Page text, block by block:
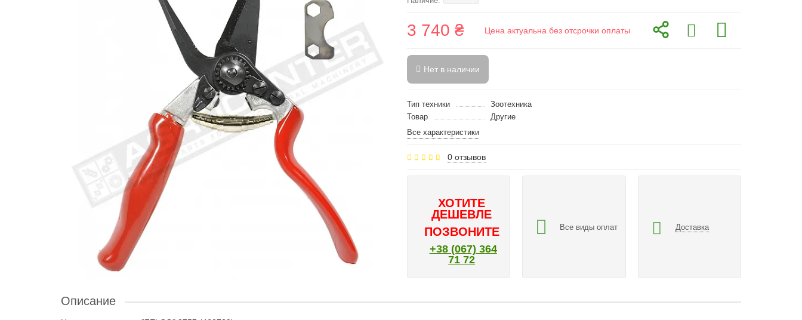
3 740 ₴ Цена актуальна без отсрочки оплаты
Нет в наличии
Тип техники
Зоотехника
Товар
Другие
Все характеристики
0 отзывов
ХОТИТЕ
ДЕШЕВЛЕ
ПОЗВОНИТЕ
+38 (067) 364
71 72
Все виды оплат Доставка
Описание